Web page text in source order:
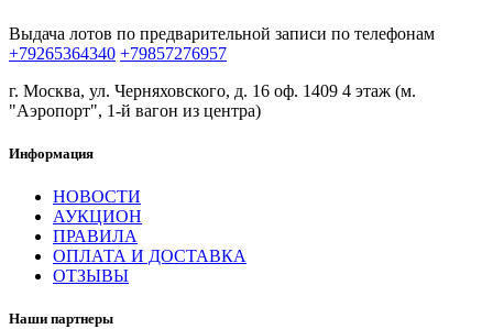
Выдача лотов по предварительной записи по телефонам
+79265364340 +79857276957
г. Москва, ул. Черняховского, д. 16 оф. 1409 4 этаж (м.
"Аэропорт", 1-й вагон из центра)
Информация
НОВОСТИ
АУКЦИОН
ПРАВИЛА
ОПЛАТА И ДОСТАВКА
ОТЗЫВЫ
Наши партнеры